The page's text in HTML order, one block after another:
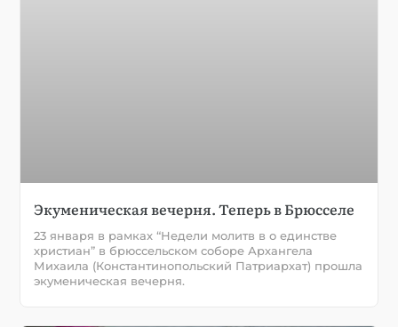
Экуменическая вечерня. Теперь в Брюсселе
23 января в рамках “Недели молитв в о единстве
христиан” в брюссельском соборе Архангела
Михаила (Константинопольский Патриархат) прошла
экуменическая вечерня.